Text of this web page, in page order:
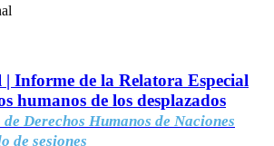
Informe de la Relatora Especial
humanos de los desplazados
de Derechos Humanos de Naciones
de sesiones